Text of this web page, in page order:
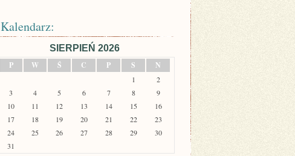
Kalendarz:
SIERPIEŃ 2026
P
W Ś C P S N
1
2
3
4 5 6 7 8
9
10
11 12 13 14 15
16
17
18 19 20 21 22
23
24
25 26 27 28 29
30
31